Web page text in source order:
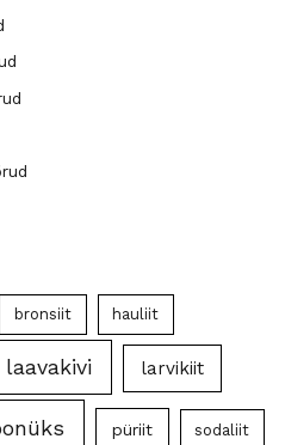
bronsiit hauliit
laavakivi larvikiit
püriit sodaliit